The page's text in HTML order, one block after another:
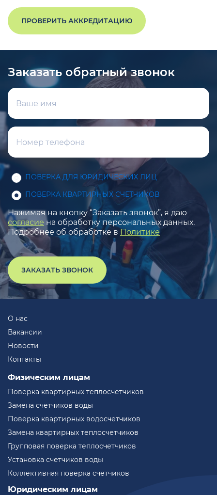
ПРОВЕРИТЬ АККРЕДИТАЦИЮ
Заказать обратный звонок
ПОВЕРКА ДЛЯ ЮРИДИЧЕСКИХ ЛИЦ
ПОВЕРКА КВАРТИРНЫХ СЧЕТЧИКОВ
Нажимая на кнопку “Заказать звонок”, я даю
согласие на обработку персональных данных.
Подробнее об обработке в Политике
ЗАКАЗАТЬ ЗВОНОК
О нас
Вакансии
Новости
Контакты
Физическим лицам
Поверка квартирных теплосчетчиков
Замена счетчиков воды
Поверка квартирных водосчетчиков
Замена квартирных теплосчетчиков
Групповая поверка теплосчетчиков
Установка счетчиков воды
Коллективная поверка счетчиков
Юридическим лицам